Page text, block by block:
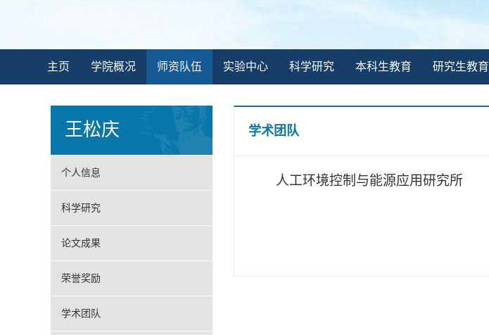
主页 学院概况 师资队伍 实验中心 科学研究 本科生教育 研究生教育
王松庆
个人信息
科学研究
论文成果
荣誉奖励
学术团队
学术团队
人工环境控制与能源应用研究所